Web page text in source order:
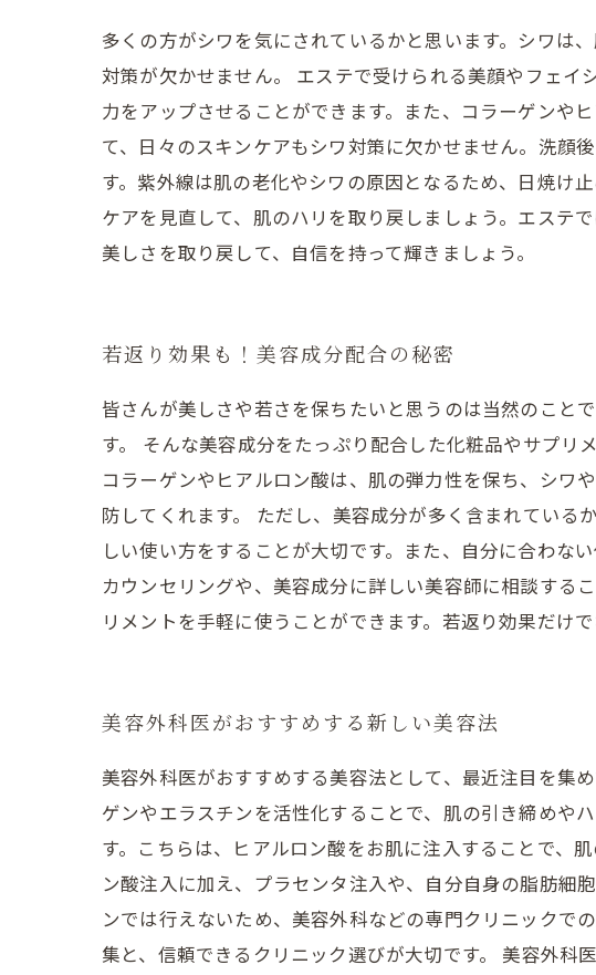
多くの方がシワを気にされているかと思います。シワは
対策が欠かせません。 エステで受けられる美顔やフェ
力をアップさせることができます。また、コラーゲンや
て、日々のスキンケアもシワ対策に欠かせません。洗顔
す。紫外線は肌の老化やシワの原因となるため、日焼け
ケアを見直して、肌のハリを取り戻しましょう。エステ
美しさを取り戻して、自信を持って輝きましょう。
若返り効果も！美容成分配合の秘密
皆さんが美しさや若さを保ちたいと思うのは当然のこと
す。 そんな美容成分をたっぷり配合した化粧品やサプリ
コラーゲンやヒアルロン酸は、肌の弾力性を保ち、シワ
防してくれます。 ただし、美容成分が多く含まれている
しい使い方をすることが大切です。また、自分に合わな
カウンセリングや、美容成分に詳しい美容師に相談する
リメントを手軽に使うことができます。若返り効果だけ
美容外科医がおすすめする新しい美容法
美容外科医がおすすめする美容法として、最近注目を集
ゲンやエラスチンを活性化することで、肌の引き締めや
す。こちらは、ヒアルロン酸をお肌に注入することで、
ン酸注入に加え、プラセンタ注入や、自分自身の脂肪細
ンでは行えないため、美容外科などの専門クリニックで
集と、信頼できるクリニック選びが大切です。 美容外